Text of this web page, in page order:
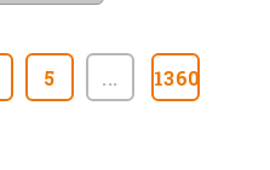
5 ... 1360